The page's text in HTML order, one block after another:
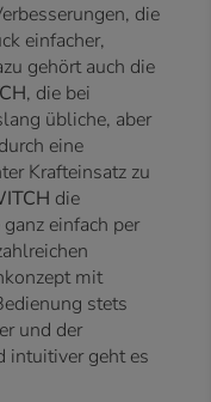
die
einfacher,
gehört auch die
, die bei
übliche, aber
eine
Krafteinsatz zu
die
einfach per
mit
stets
und der
intuitiver geht es